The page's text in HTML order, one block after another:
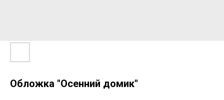
Обложка "Осенний домик"